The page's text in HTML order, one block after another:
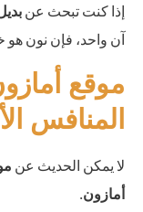
إذا كنت تبحث عن
آن واحد، فإن نون هو
موقع
المنافس
لا يمكن الحديث عن
أمازون.